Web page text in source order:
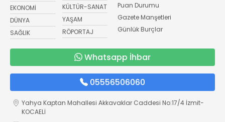
EKONOMİ
DÜNYA
SAĞLIK
KÜLTÜR-SANAT
YAŞAM
RÖPORTAJ
Puan Durumu
Gazete Manşetleri
Günlük Burçlar
Whatsapp İhbar
05556506060
Yahya Kaptan Mahallesi Akkavaklar Caddesi No:17/4 İzmit-
KOCAELİ